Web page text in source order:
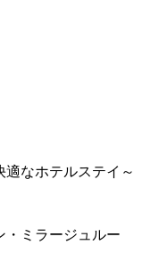
なホテルステイ～
・ミラージュルー